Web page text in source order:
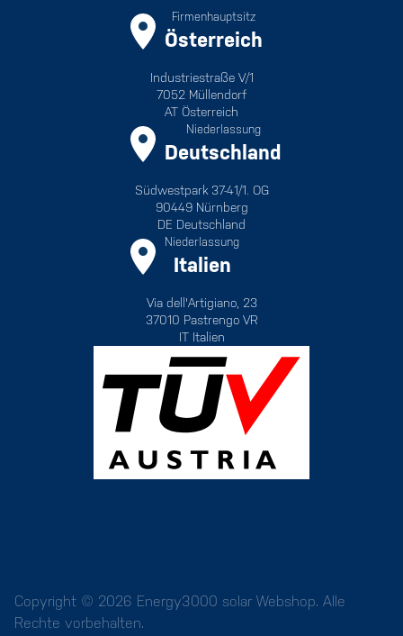
Firmenhauptsitz
Österreich
Industriestraße V/1
7052 Müllendorf
AT Österreich
Niederlassung
Deutschland
Südwestpark 37-41/1. OG
90449 Nürnberg
DE Deutschland
Niederlassung
Italien
Via dell'Artigiano, 23
37010 Pastrengo VR
IT Italien
Copyright © 2026 Energy3000 solar Webshop. Alle
Rechte vorbehalten.